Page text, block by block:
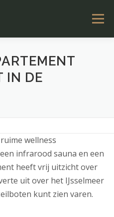
Menu
KAMERS
IN DE
wellness
infrarood sauna en een
heeft vrij uitzicht over
uit over het IJsselmeer
kunt zien varen.